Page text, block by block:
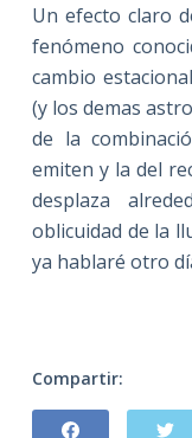
Un efecto claro
fenómeno
cambio
(y los demas
de la
emiten y la del
desplaza
oblicuidad de la
ya hablaré otro
Compartir: